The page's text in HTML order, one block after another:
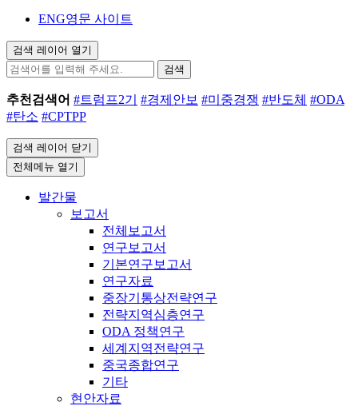
ENG영문 사이트
검색 레이어 열기
검색
추천검색어 #트럼프2기 #경제안보 #미중경쟁 #반도체 #ODA
#탄소 #CPTPP
검색 레이어 닫기
전체메뉴 열기
발간물
보고서
전체보고서
연구보고서
기본연구보고서
연구자료
중장기통상전략연구
전략지역심층연구
ODA 정책연구
세계지역전략연구
중국종합연구
기타
현안자료